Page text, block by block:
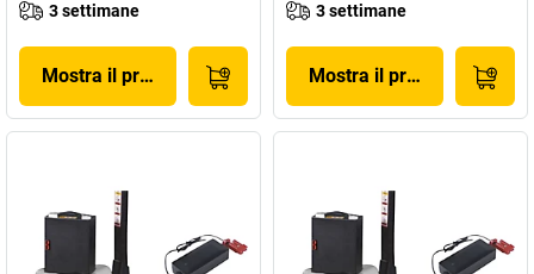
3 settimane
Mostra il prodotto
3 settimane
Mostra il prodotto